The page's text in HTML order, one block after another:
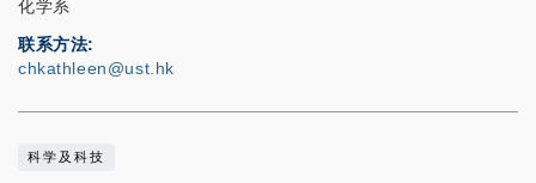
化学系
联系方法
chkathleen@ust.hk
科学及科技